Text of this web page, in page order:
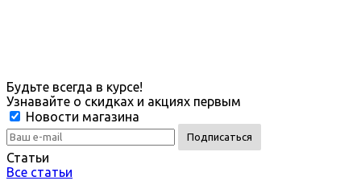
Будьте всегда в курсе!
Узнавайте о скидках и акциях первым
Новости магазина
Статьи
Все статьи